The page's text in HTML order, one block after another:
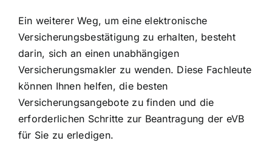
Ein weiterer Weg, um eine elektronische
Versicherungsbestätigung zu erhalten, besteht
darin, sich an einen unabhängigen
Versicherungsmakler zu wenden. Diese Fachleute
können Ihnen helfen, die besten
Versicherungsangebote zu finden und die
erforderlichen Schritte zur Beantragung der eVB
für Sie zu erledigen.